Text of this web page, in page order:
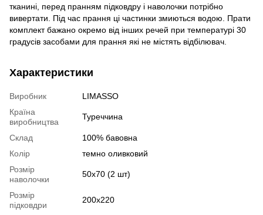
тканині, перед пранням підковдру і наволочки потрібно
вивертати. Під час прання ці частинки змиються водою. Прати
комплект бажано окремо від інших речей при температурі 30
градусів засобами для прання які не містять відбілювач.
Характеристики
Виробник
LIMASSO
Країна
виробництва
Туреччина
Склад
100% бавовна
Колір
темно оливковий
Розмір
наволочки
50х70 (2 шт)
Розмір
підковдри
200х220